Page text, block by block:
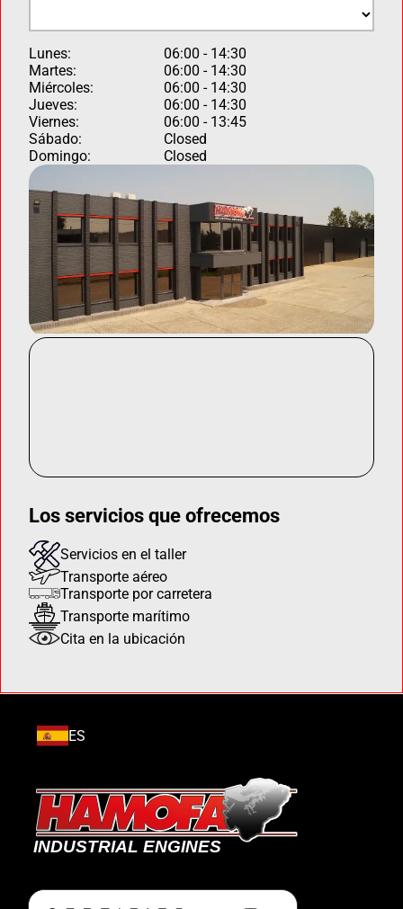
Lunes:
06:00 - 14:30
Martes:
06:00 - 14:30
Miércoles:
06:00 - 14:30
Jueves:
06:00 - 14:30
Viernes:
06:00 - 13:45
Sábado:
Closed
Domingo:
Closed
Los servicios que ofrecemos
Servicios en el taller
Transporte aéreo
Transporte por carretera
Transporte marítimo
Cita en la ubicación
ES